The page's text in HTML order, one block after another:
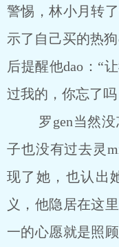
警惕，林小月转
示了自己买的热
后提醒他dao：“
过我的，你忘了吗
罗gen当然没
子也没有过去灵
现了她，也认出
义，他隐居在这
一的心愿就是照